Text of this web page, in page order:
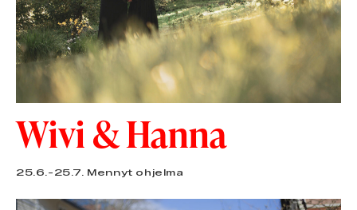
Wivi & Hanna
25.6.-25.7. Mennyt ohjelma